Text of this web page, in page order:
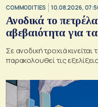
COMMODITIES 10.08.2026,
Ανοδικά το
αβεβαιότητα για
Σε ανοδική τροχιά
παρακολουθεί τις